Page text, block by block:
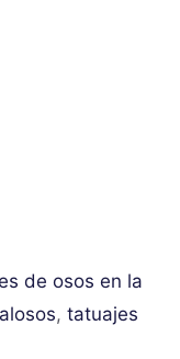
de osos en la
, tatuajes